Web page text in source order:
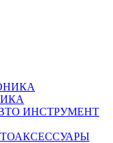
ИНСТРУМЕНТ